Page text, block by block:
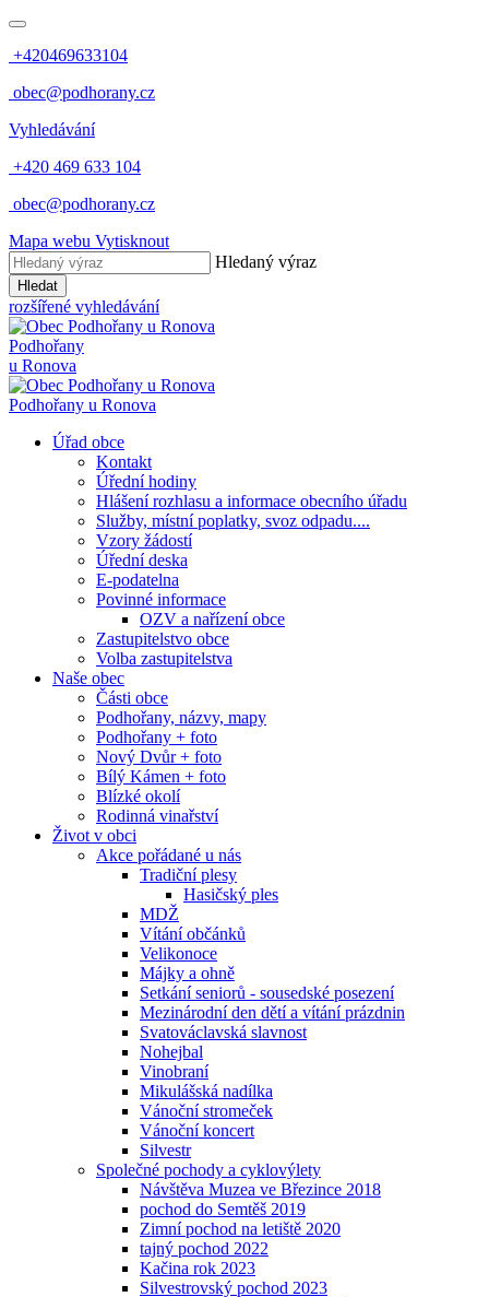
+420469633104
obec@podhorany.cz
Vyhledávání
+420 469 633 104
obec@podhorany.cz
Mapa webu Vytisknout
Hledaný výraz
Hledat
rozšířené vyhledávání
Podhořany
u Ronova
Podhořany u Ronova
Úřad obce
Kontakt
Úřední hodiny
Hlášení rozhlasu a informace obecního úřadu
Služby, místní poplatky, svoz odpadu....
Vzory žádostí
Úřední deska
E-podatelna
Povinné informace
OZV a nařízení obce
Zastupitelstvo obce
Volba zastupitelstva
Naše obec
Části obce
Podhořany, názvy, mapy
Podhořany + foto
Nový Dvůr + foto
Bílý Kámen + foto
Blízké okolí
Rodinná vinařství
Život v obci
Akce pořádané u nás
Tradiční plesy
Hasičský ples
MDŽ
Vítání občánků
Velikonoce
Májky a ohně
Setkání seniorů - sousedské posezení
Mezinárodní den dětí a vítání prázdnin
Svatováclavská slavnost
Nohejbal
Vinobraní
Mikulášská nadílka
Vánoční stromeček
Vánoční koncert
Silvestr
Společné pochody a cyklovýlety
Návštěva Muzea ve Březince 2018
pochod do Semtěš 2019
Zimní pochod na letiště 2020
tajný pochod 2022
Kačina rok 2023
Silvestrovský pochod 2023